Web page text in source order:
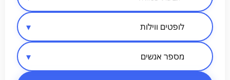
אזור בארץ
סיווג מקום
מספר אנשים